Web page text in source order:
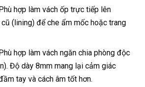
hợp làm vách ốp trực tiếp lên
(lining) để che ẩm mốc hoặc trang
hợp làm vách ngăn chia phòng độc
Độ dày 8mm mang lại cảm giác
tay và cách âm tốt hơn.